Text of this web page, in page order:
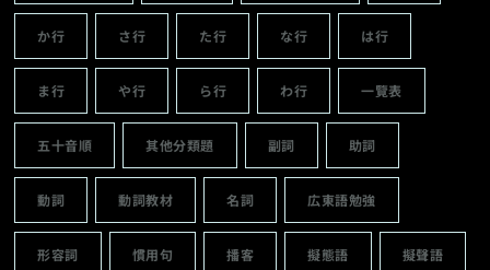
か行 さ行 た行 な行 は行
ま行 や行 ら行 わ行 一覽表
五十音順 其他分類題 副詞 助詞
動詞 動詞教材 名詞 広東語勉強
形容詞 慣用句 播客 擬態語 擬聲語